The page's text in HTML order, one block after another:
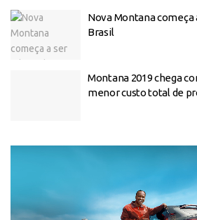
Nova Montana começa
Brasil
Montana 2019 chega
menor custo total de